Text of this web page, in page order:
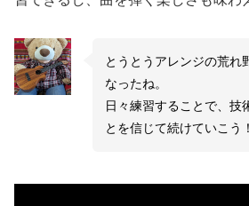
とうとうアレンジの荒れ
なったね。
日々練習することで、技
とを信じて続けていこう！